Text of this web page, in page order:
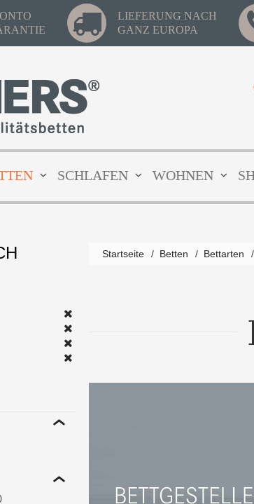
LIEFERUNG NACH
GANZ EUROPA
SCHLAFEN WOHNEN
Startseite / Betten / Bettarten /